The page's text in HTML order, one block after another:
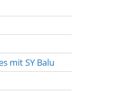
mit SY Balu